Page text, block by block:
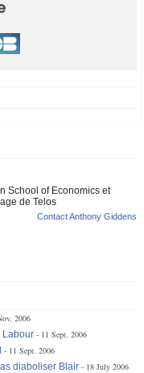
School of Economics et
de Telos
Contact Anthony Giddens
2006
Labour
11 Sept. 2006
11 Sept. 2006
diaboliser Blair
18 July 2006